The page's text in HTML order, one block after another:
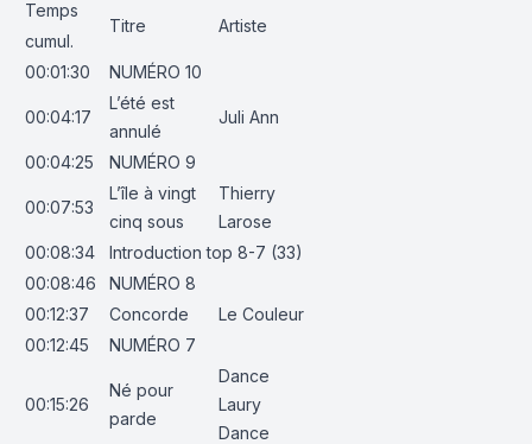
Temps
Titre Artiste
cumul.
00:01:30
NUMÉRO 10
00:04:17
L’été est
annulé
Juli Ann
00:04:25 NUMÉRO 9
00:07:53
L’île à vingt
cinq sous
Thierry
Larose
00:08:34
Introduction top 8-7 (33)
00:08:46
NUMÉRO 8
00:12:37
Concorde
Le Couleur
00:12:45
NUMÉRO 7
00:15:26
Né pour
parde
Dance
Laury
Dance